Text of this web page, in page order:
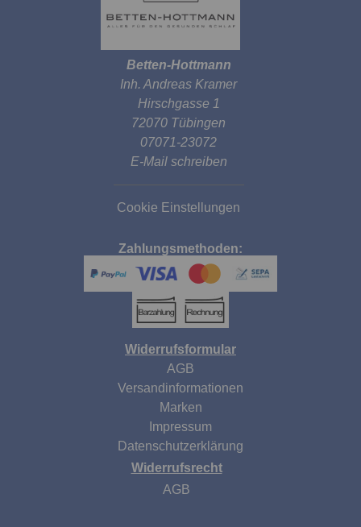
Betten-Hottmann
Inh. Andreas Kramer
Hirschgasse 1
72070 Tübingen
07071-23072
E-Mail schreiben
Cookie Einstellungen
Zahlungsmethoden:
Widerrufsformular
AGB
Versandinformationen
Marken
Impressum
Datenschutzerklärung
Widerrufsrecht
AGB